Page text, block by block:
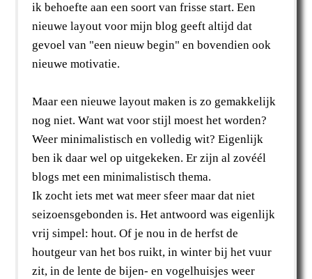
ik behoefte aan een soort van frisse start. Een
nieuwe layout voor mijn blog geeft altijd dat
gevoel van "een nieuw begin" en bovendien ook
nieuwe motivatie.
Maar een nieuwe layout maken is zo gemakkelijk
nog niet. Want wat voor stijl moest het worden?
Weer minimalistisch en volledig wit? Eigenlijk
ben ik daar wel op uitgekeken. Er zijn al zovéél
blogs met een minimalistisch thema.
Ik zocht iets met wat meer sfeer maar dat niet
seizoensgebonden is. Het antwoord was eigenlijk
vrij simpel: hout. Of je nou in de herfst de
houtgeur van het bos ruikt, in winter bij het vuur
zit, in de lente de bijen- en vogelhuisjes weer